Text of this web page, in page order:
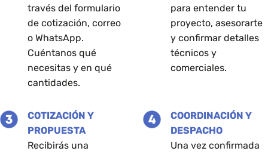
través del formulario
de cotización, correo
o WhatsApp.
Cuéntanos qué
necesitas y en qué
cantidades.
para entender tu
proyecto, asesorarte
y confirmar detalles
técnicos y
comerciales.
COTIZACIÓN Y
PROPUESTA
Recibirás una
COORDINACIÓN Y
DESPACHO
Una vez confirmada